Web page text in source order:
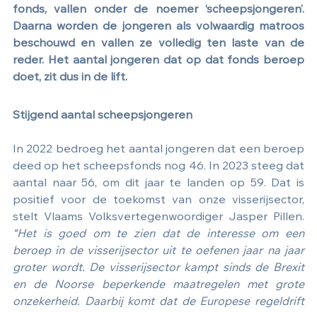
fonds, vallen onder de noemer ‘scheepsjongeren’.
Daarna worden de jongeren als volwaardig matroos
beschouwd en vallen ze volledig ten laste van de
reder. Het aantal jongeren dat op dat fonds beroep
doet, zit dus in de lift.
Stijgend aantal scheepsjongeren
In 2022 bedroeg het aantal jongeren dat een beroep
deed op het scheepsfonds nog 46. In 2023 steeg dat
aantal naar 56, om dit jaar te landen op 59. Dat is
positief voor de toekomst van onze visserijsector,
“Het is goed om te zien dat de interesse om een
beroep in de visserijsector uit te oefenen jaar na jaar
groter wordt. De visserijsector kampt sinds de Brexit
en de Noorse beperkende maatregelen met grote
onzekerheid. Daarbij komt dat de Europese regeldrift